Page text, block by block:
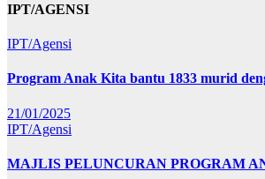
IPT/AGENSI
IPT/Agensi
Program Anak Kita bantu 1833 murid
21/01/2025
IPT/Agensi
MAJLIS PELUNCURAN PROGRAM